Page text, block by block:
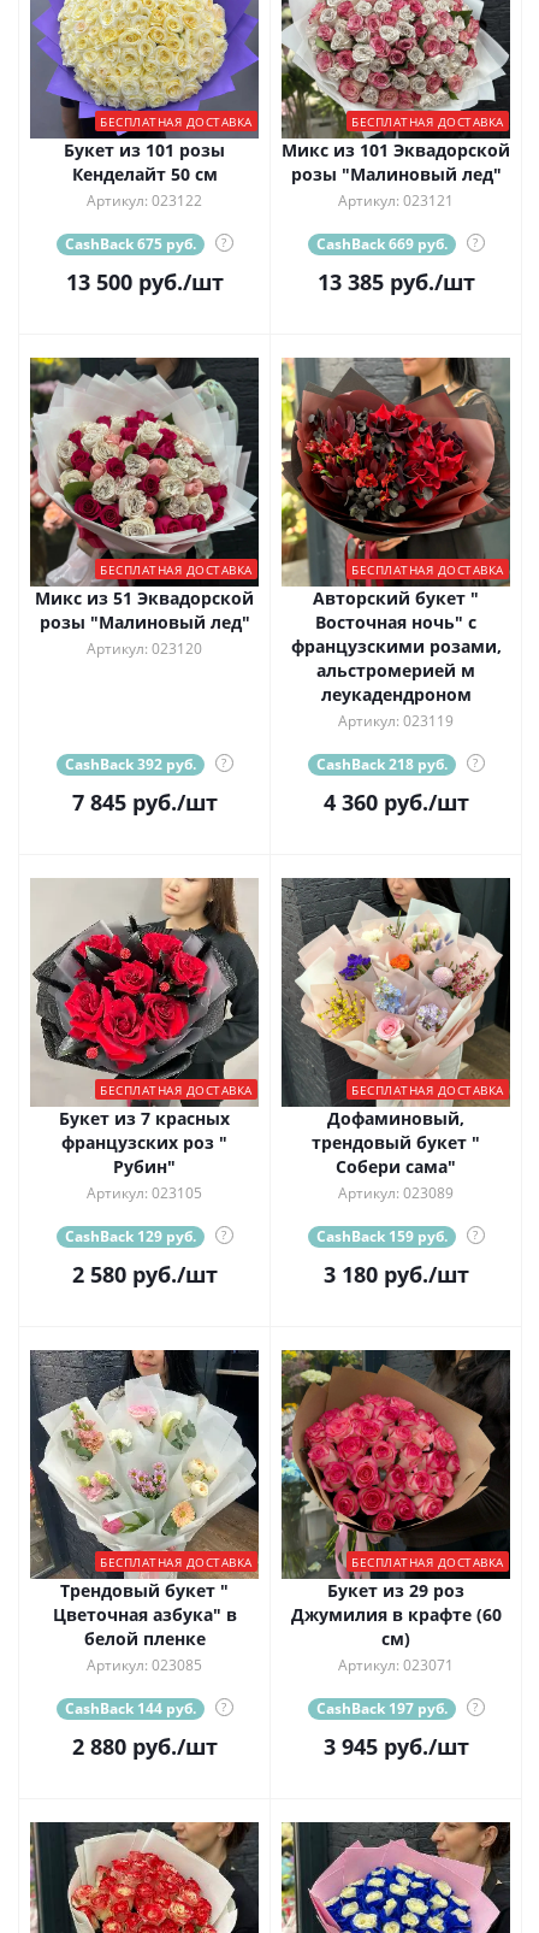
БЕСПЛАТНАЯ ДОСТАВКА
Букет из 101 розы
Кенделайт 50 см
Артикул: 023122
CashBack 675 руб. ?
13 500руб./шт
БЕСПЛАТНАЯ ДОСТАВКА
Микс из 101 Эквадорской
розы "Малиновый лед"
Артикул: 023121
CashBack 669 руб. ?
13 385руб./шт
БЕСПЛАТНАЯ ДОСТАВКА
Микс из 51 Эквадорской
розы "Малиновый лед"
Артикул: 023120
CashBack 392 руб. ?
7 845руб./шт
БЕСПЛАТНАЯ ДОСТАВКА
Авторский букет "
Восточная ночь" с
французскими розами,
альстромерией м
леукадендроном
Артикул: 023119
CashBack 218 руб. ?
4 360руб./шт
БЕСПЛАТНАЯ ДОСТАВКА
Букет из 7 красных
французских роз "
Рубин"
Артикул: 023105
CashBack 129 руб. ?
2 580руб./шт
БЕСПЛАТНАЯ ДОСТАВКА
Дофаминовый,
трендовый букет "
Собери сама"
Артикул: 023089
CashBack 159 руб. ?
3 180руб./шт
БЕСПЛАТНАЯ ДОСТАВКА
Трендовый букет "
Цветочная азбука" в
белой пленке
Артикул: 023085
CashBack 144 руб. ?
2 880руб./шт
БЕСПЛАТНАЯ ДОСТАВКА
Букет из 29 роз
Джумилия в крафте (60
см)
Артикул: 023071
CashBack 197 руб. ?
3 945руб./шт